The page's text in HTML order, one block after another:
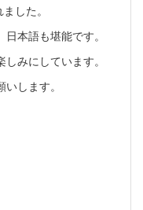
した。
本語も堪能です。
みにしています。
します。